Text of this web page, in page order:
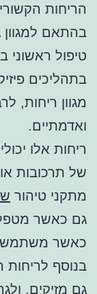
הריחות
בהתאם למגוון
טיפול ראשוני
בתהליכים
מגוון ריחות,
ואדמתיים.
ריחות אלו
של תרכובות
מתקני טיהור
גם כאשר
כאשר
בנוסף לריחות
גם מזיקים,